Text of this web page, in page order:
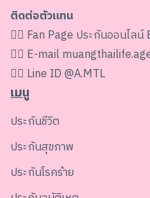
ติดต่อตัวแทน
👉🏻 Fan Page ประกันออนไลน์
👉🏻 E-mail
👉🏻 Line ID@A.MTL
เมนู
ประกันชีวิต
ประกันสุขภาพ
ประกันโรคร้าย